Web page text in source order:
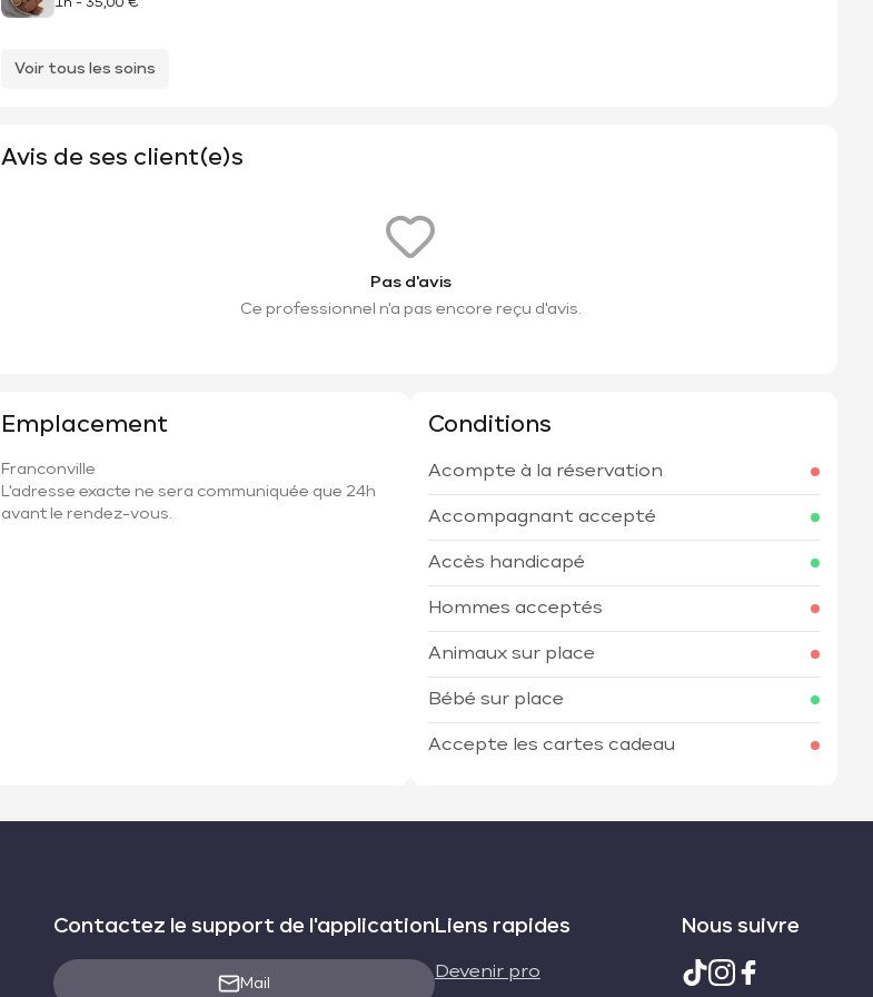
1h - 35,00 €
Voir tous les soins
Avis de ses client(e)s
Pas d'avis
Ce professionnel n'a pas encore reçu d'avis.
Emplacement
Franconville
L'adresse exacte ne sera communiquée que 24h
avant le rendez-vous.
Conditions
Acompte à la réservation
Accompagnant accepté
Accès handicapé
Hommes acceptés
Animaux sur place
Bébé sur place
Accepte les cartes cadeau
Contactez le support de l'application
Mail
Liens rapides
Devenir pro
Nous suivre